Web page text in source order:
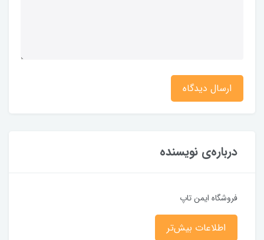
ارسال دیدگاه
درباره‌ی نویسنده
فروشگاه ایمن تاپ
اطلاعات بیش‌تر